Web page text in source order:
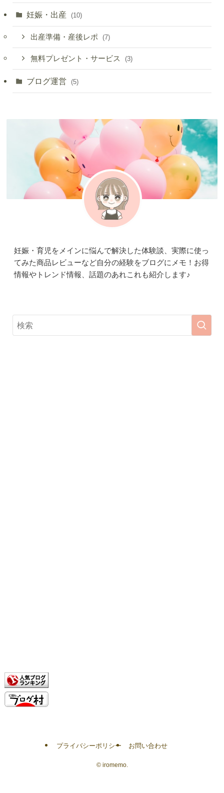
妊娠・出産 (10)
出産準備・産後レポ (7)
無料プレゼント・サービス (3)
ブログ運営 (5)
妊娠・育児をメインに悩んで解決した体験談、実際に使っ
てみた商品レビューなど自分の経験をブログにメモ！お得
情報やトレンド情報、話題のあれこれも紹介します♪
プライバシーポリシー お問い合わせ
©iromemo.